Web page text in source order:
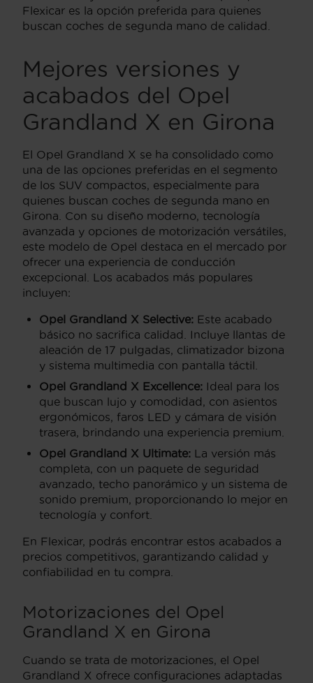
Flexicar es la opción preferida para quienes
buscan coches de segunda mano de calidad.
Mejores versiones y
acabados del Opel
Grandland X en Girona
El Opel Grandland X se ha consolidado como
una de las opciones preferidas en el segmento
de los SUV compactos, especialmente para
quienes buscan coches de segunda mano en
Girona. Con su diseño moderno, tecnología
avanzada y opciones de motorización versátiles,
este modelo de Opel destaca en el mercado por
ofrecer una experiencia de conducción
excepcional. Los acabados más populares
incluyen:
Opel Grandland X Selective: Este acabado
básico no sacrifica calidad. Incluye llantas de
aleación de 17 pulgadas, climatizador bizona
y sistema multimedia con pantalla táctil.
Opel Grandland X Excellence: Ideal para los
que buscan lujo y comodidad, con asientos
ergonómicos, faros LED y cámara de visión
trasera, brindando una experiencia premium.
Opel Grandland X Ultimate: La versión más
completa, con un paquete de seguridad
avanzado, techo panorámico y un sistema de
sonido premium, proporcionando lo mejor en
tecnología y confort.
En Flexicar, podrás encontrar estos acabados a
precios competitivos, garantizando calidad y
confiabilidad en tu compra.
Motorizaciones del Opel
Grandland X en Girona
Cuando se trata de motorizaciones, el Opel
Grandland X ofrece configuraciones adaptadas